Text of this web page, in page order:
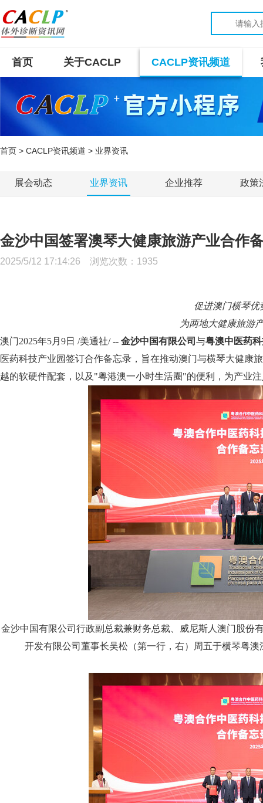
首页 关于CACLP CACLP资讯频道
首页 > CACLP资讯频道 > 业界资讯
展会动态 业界资讯 企业推荐 政策
金沙中国签署澳琴大健康旅游产业合作
2025/5/12 17:14:26 浏览次数： 1935
促进澳门横琴优
为两地大健康旅游
澳门2025年5月9日 /美通社/ -- 金沙中国有限公司 与粤澳中医药
医药科技产业园签订合作备忘录，旨在推动澳门与横琴大健康
越的软硬件配套，以及"粤港澳一小时生活圈"的便利，为产业
金沙中国有限公司行政副总裁兼财务总裁、威尼斯人澳门股份
开发有限公司董事长吴松（第一行，右）周五于横琴粤